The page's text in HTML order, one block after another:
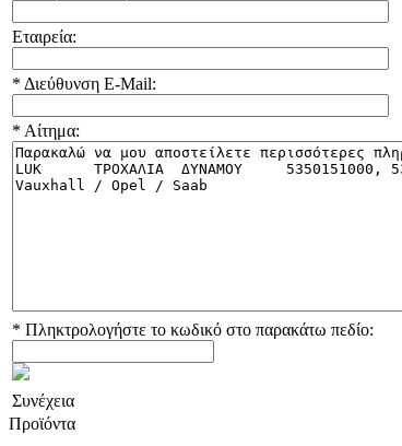
Εταιρεία:
* Διεύθυνση E-Mail:
* Αίτημα:
* Πληκτρολογήστε το κωδικό στο παρακάτω πεδίο:
Συνέχεια
Προϊόντα